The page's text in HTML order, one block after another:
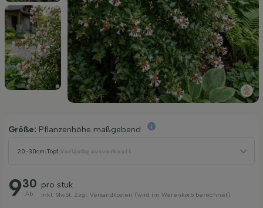
Größe: Pflanzenhöhe maßgebend
20-30cm Topf
930
Ab
pro stuk
Inkl. MwSt. Zzgl. Versandkosten (wird im Warenkorb berechnet)